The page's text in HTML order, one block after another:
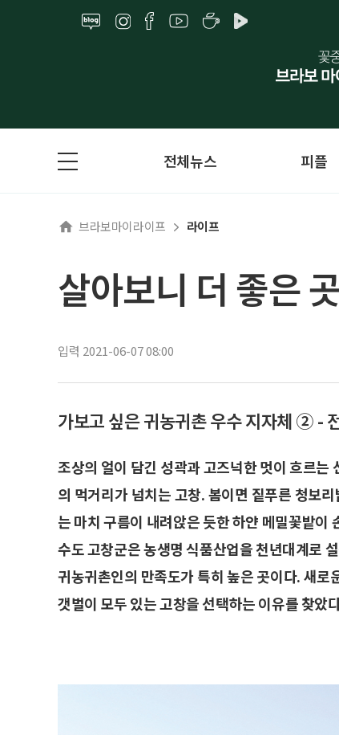
전체뉴스 피플
브라보마이라이프 라이프
살아보니 더 좋은
입력 2021-06-07 08:00
가보고 싶은 귀농귀촌 우수 지자체 ② -
조상의 얼이 담긴 성곽과 고즈넉한 멋이 흐르
의 먹거리가 넘치는 고창. 봄이면 짙푸른 청보
는 마치 구름이 내려앉은 듯한 하얀 메밀꽃밭이
수도 고창군은 농생명 식품산업을 천년대계로
귀농귀촌인의 만족도가 특히 높은 곳이다. 새
갯벌이 모두 있는 고창을 선택하는 이유를 찾았